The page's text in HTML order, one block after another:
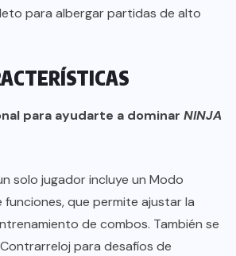
para albergar partidas de alto
para ayudarte a dominar NINJA
solo jugador incluye un Modo
que permite ajustar la
de combos. También se
para desafíos de